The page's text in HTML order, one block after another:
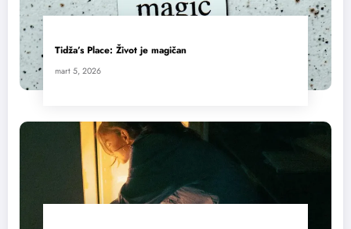
Tidža’s Place: Život je magičan
mart 5, 2026